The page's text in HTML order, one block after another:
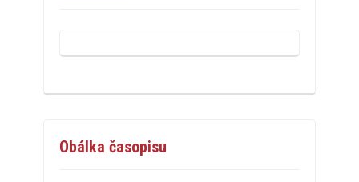
Obálka časopisu